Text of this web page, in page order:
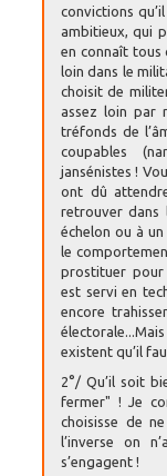
convictions
ambitieux, qui
en connaît tous
loin dans le
choisit de
assez loin par
tréfonds de
coupables
jansénistes !
ont dû
retrouver dans
échelon ou à
le
prostituer pour
est servi en
encore
existent qu’il
2°/ Qu’il soit
fermer" ! Je
choisisse de
l’inverse on
s’engagent !